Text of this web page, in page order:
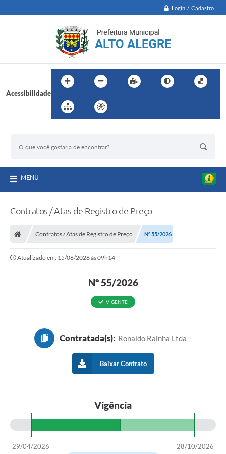
Login / Cadastro
Acessibilidade
MENU
Contratos / Atas de Registro de Preço
Contratos / Atas de Registro de Preço Nº 55/2026
Atualizado em: 15/06/2026 às 09h14
Nº 55/2026
VIGENTE
Contratada(s): Ronaldo Rainha Ltda
Baixar Contrato
Vigência
29/04/2026
28/10/2026